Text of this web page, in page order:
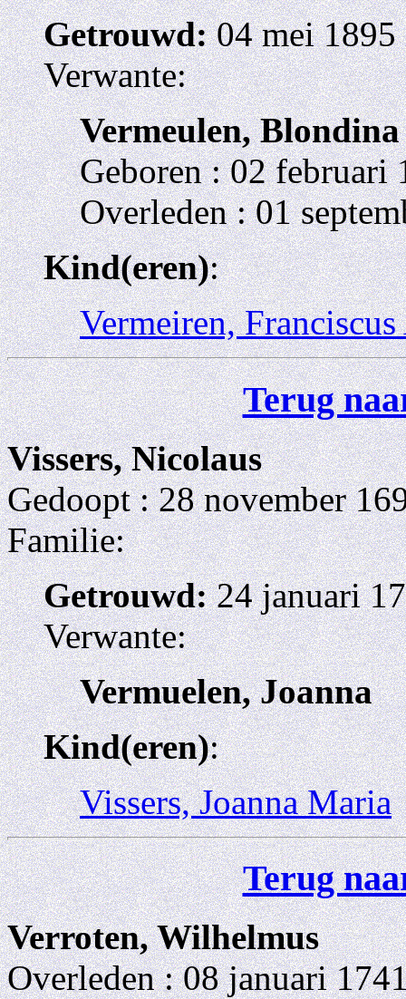
Getrouwd:04 mei 1895
Verwante:
Vermeulen,
Geboren : 02 februari
Overleden : 01
Kind(eren):
Vermeiren,
Terug
Vissers, Nicolaus
Gedoopt : 28 november
Familie:
Getrouwd:24 januari
Verwante:
Vermuelen, Joanna
Kind(eren):
Vissers, Joanna Maria
Terug
Verroten, Wilhelmus
Overleden : 08 januari